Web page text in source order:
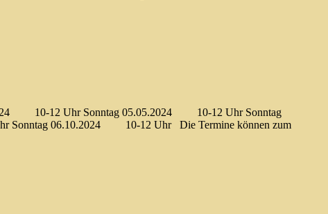
10-12 Uhr Sonntag 05.05.2024 10-12 Uhr Sonntag
06.10.2024 10-12 Uhr Die Termine können zum